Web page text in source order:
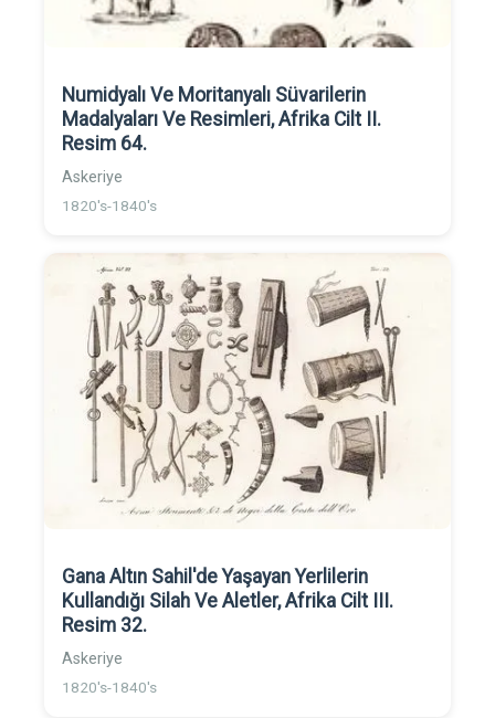
Numidyalı Ve Moritanyalı Süvarilerin
Madalyaları Ve Resimleri, Afrika Cilt II.
Resim 64.
Askeriye
1820's-1840's
Gana Altın Sahil'de Yaşayan Yerlilerin
Kullandığı Silah Ve Aletler, Afrika Cilt III.
Resim 32.
Askeriye
1820's-1840's